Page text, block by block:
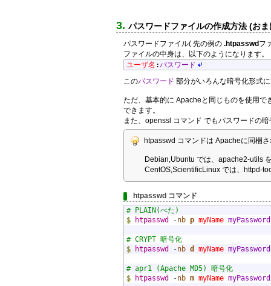
パスワードファイルの作成方法 (おま
パスワードファイル( 先の例の .htpasswd フ
ファイルの中身は、以下のようになります。
ユーザ名 :パスワード
このパスワード 部分がいろんな暗号化形式
ただ、基本的に Apacheと同じものを使用
できます。
また、openssl コマンド でもパスワードの
htpasswd コマンドは Apacheに同梱
Debian,Ubuntu では、apache2-utils
CentOS,ScientificLinux では、httpd-
htpasswd コマンド
# PLAIN(べた)
$
htpasswd -nb p myName myPassword
# CRYPT 暗号化
$
htpasswd -nb d myName myPassword
# apr1 (Apache MD5) 暗号化
$
htpasswd -nb m myName myPassword